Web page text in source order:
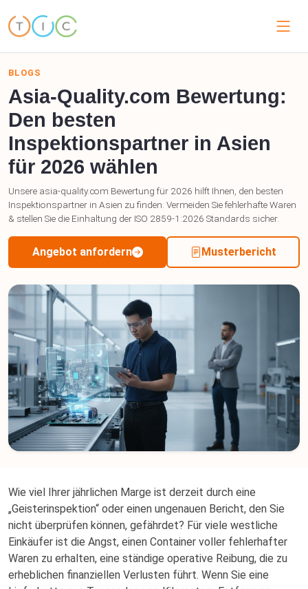
BLOGS
Asia-Quality.com Bewertung:
Den besten
Inspektionspartner in Asien
für 2026 wählen
Unsere asia-quality.com Bewertung für 2026 hilft Ihnen, den besten
Inspektionspartner in Asien zu finden. Vermeiden Sie fehlerhafte Waren
& stellen Sie die Einhaltung der ISO 2859-1:2026 Standards sicher.
Angebot anfordern Musterbericht
Wie viel Ihrer jährlichen Marge ist derzeit durch eine
„Geisterinspektion“ oder einen ungenauen Bericht, den Sie
nicht überprüfen können, gefährdet? Für viele westliche
Einkäufer ist die Angst, einen Container voller fehlerhafter
Waren zu erhalten, eine ständige operative Reibung, die zu
erheblichen finanziellen Verlusten führt. Wenn Sie eine